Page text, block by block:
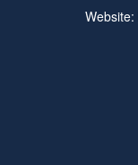
Website: